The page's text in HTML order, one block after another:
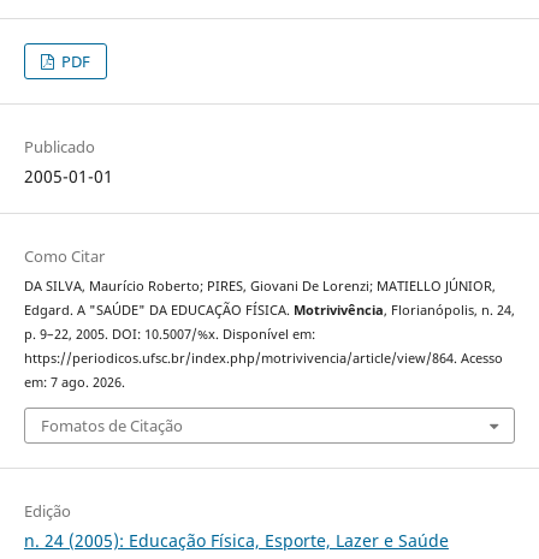
PDF
Publicado
2005-01-01
Como Citar
DA SILVA, Maurício Roberto; PIRES, Giovani De Lorenzi; MATIELLO JÚNIOR,
Edgard. A "SAÚDE" DA EDUCAÇÃO FÍSICA. Motrivivência, Florianópolis, n. 24,
p. 9–22, 2005. DOI: 10.5007/%x. Disponível em:
https://periodicos.ufsc.br/index.php/motrivivencia/article/view/864. Acesso
em: 7 ago. 2026.
Fomatos de Citação
Edição
n. 24 (2005): Educação Física, Esporte, Lazer e Saúde